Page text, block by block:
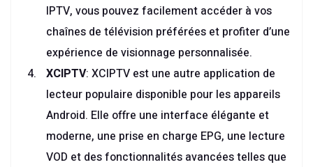
IPTV, vous pouvez facilement accéder à vos
chaînes de télévision préférées et profiter d’une
expérience de visionnage personnalisée.
XCIPTV: XCIPTV est une autre application de
lecteur populaire disponible pour les appareils
Android. Elle offre une interface élégante et
moderne, une prise en charge EPG, une lecture
VOD et des fonctionnalités avancées telles que